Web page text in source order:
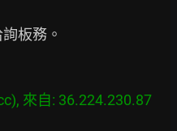
板務。
來自: 36.224.230.87